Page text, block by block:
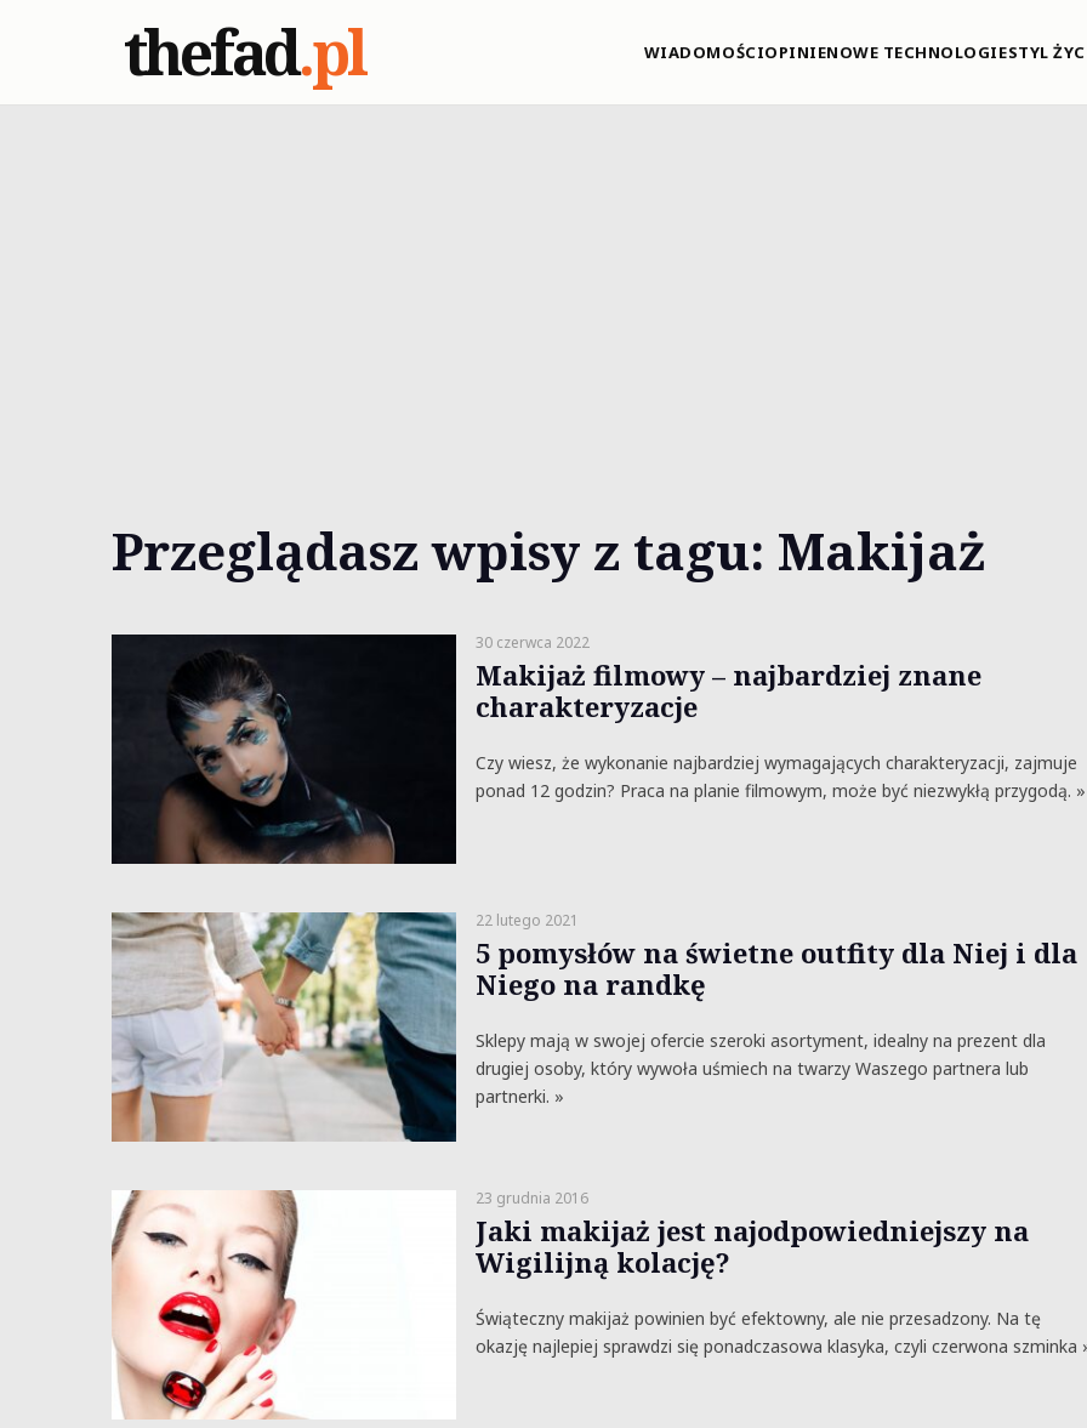
thefad.pl WIADOMOŚCIOPINIENOWE TECHNOLOGIESTYL
Przeglądasz wpisy z tagu: Makijaż
30 czerwca 2022
Makijaż filmowy – najbardziej znane
charakteryzacje
Czy wiesz, że wykonanie najbardziej wymagających charakteryzacji, zajmuje
ponad 12 godzin? Praca na planie filmowym, może być niezwykłą przygodą. »
22 lutego 2021
5 pomysłów na świetne outfity dla Niej i dla
Niego na randkę
Sklepy mają w swojej ofercie szeroki asortyment, idealny na prezent dla
drugiej osoby, który wywoła uśmiech na twarzy Waszego partnera lub
partnerki. »
23 grudnia 2016
Jaki makijaż jest najodpowiedniejszy na
Wigilijną kolację?
Świąteczny makijaż powinien być efektowny, ale nie przesadzony. Na tę
okazję najlepiej sprawdzi się ponadczasowa klasyka, czyli czerwona szminka